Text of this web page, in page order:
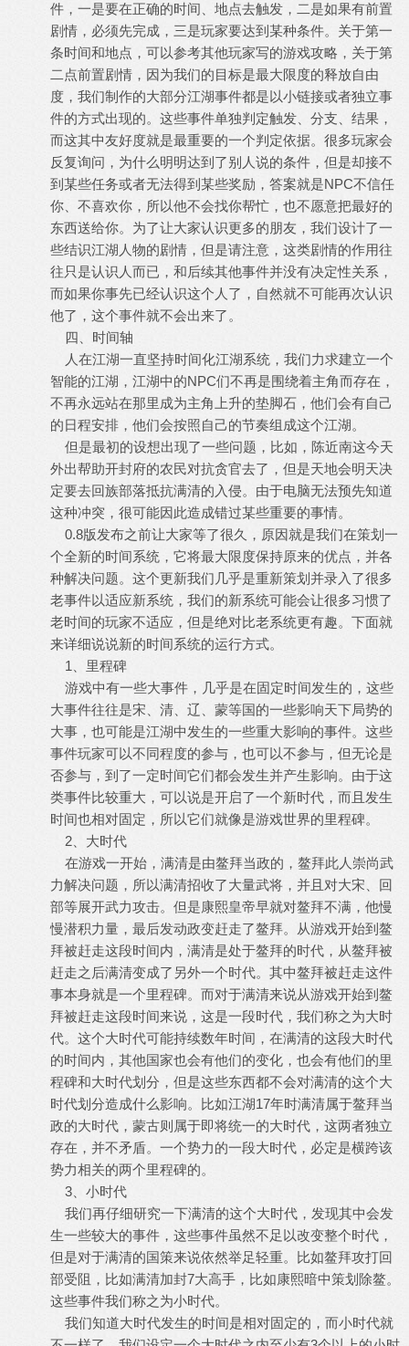
件，一是要在正确的时间、地点去触发，二是如果有前置
剧情，必须先完成，三是玩家要达到某种条件。关于第一
条时间和地点，可以参考其他玩家写的游戏攻略，关于第
二点前置剧情，因为我们的目标是最大限度的释放自由
度，我们制作的大部分江湖事件都是以小链接或者独立事
件的方式出现的。这些事件单独判定触发、分支、结果，
而这其中友好度就是最重要的一个判定依据。很多玩家会
反复询问，为什么明明达到了别人说的条件，但是却接不
到某些任务或者无法得到某些奖励，答案就是NPC不信任
你、不喜欢你，所以他不会找你帮忙，也不愿意把最好的
东西送给你。为了让大家认识更多的朋友，我们设计了一
些结识江湖人物的剧情，但是请注意，这类剧情的作用往
往只是认识人而已，和后续其他事件并没有决定性关系，
而如果你事先已经认识这个人了，自然就不可能再次认识
他了，这个事件就不会出来了。
四、时间轴
人在江湖一直坚持时间化江湖系统，我们力求建立一个
智能的江湖，江湖中的NPC们不再是围绕着主角而存在，
不再永远站在那里成为主角上升的垫脚石，他们会有自己
的日程安排，他们会按照自己的节奏组成这个江湖。
但是最初的设想出现了一些问题，比如，陈近南这今天
外出帮助开封府的农民对抗贪官去了，但是天地会明天决
定要去回族部落抵抗满清的入侵。由于电脑无法预先知道
这种冲突，很可能因此造成错过某些重要的事情。
0.8版发布之前让大家等了很久，原因就是我们在策划一
个全新的时间系统，它将最大限度保持原来的优点，并各
种解决问题。这个更新我们几乎是重新策划并录入了很多
老事件以适应新系统，我们的新系统可能会让很多习惯了
老时间的玩家不适应，但是绝对比老系统更有趣。下面就
来详细说说新的时间系统的运行方式。
1、里程碑
游戏中有一些大事件，几乎是在固定时间发生的，这些
大事件往往是宋、清、辽、蒙等国的一些影响天下局势的
大事，也可能是江湖中发生的一些重大影响的事件。这些
事件玩家可以不同程度的参与，也可以不参与，但无论是
否参与，到了一定时间它们都会发生并产生影响。由于这
类事件比较重大，可以说是开启了一个新时代，而且发生
时间也相对固定，所以它们就像是游戏世界的里程碑。
2、大时代
在游戏一开始，满清是由鳌拜当政的，鳌拜此人崇尚武
力解决问题，所以满清招收了大量武将，并且对大宋、回
部等展开武力攻击。但是康熙皇帝早就对鳌拜不满，他慢
慢潜积力量，最后发动政变赶走了鳌拜。从游戏开始到鳌
拜被赶走这段时间内，满清是处于鳌拜的时代，从鳌拜被
赶走之后满清变成了另外一个时代。其中鳌拜被赶走这件
事本身就是一个里程碑。而对于满清来说从游戏开始到鳌
拜被赶走这段时间来说，这是一段时代，我们称之为大时
代。这个大时代可能持续数年时间，在满清的这段大时代
的时间内，其他国家也会有他们的变化，也会有他们的里
程碑和大时代划分，但是这些东西都不会对满清的这个大
时代划分造成什么影响。比如江湖17年时满清属于鳌拜当
政的大时代，蒙古则属于即将统一的大时代，这两者独立
存在，并不矛盾。一个势力的一段大时代，必定是横跨该
势力相关的两个里程碑的。
3、小时代
我们再仔细研究一下满清的这个大时代，发现其中会发
生一些较大的事件，这些事件虽然不足以改变整个时代，
但是对于满清的国策来说依然举足轻重。比如鳌拜攻打回
部受阻，比如满清加封7大高手，比如康熙暗中策划除鳌。
这些事件我们称之为小时代。
我们知道大时代发生的时间是相对固定的，而小时代就